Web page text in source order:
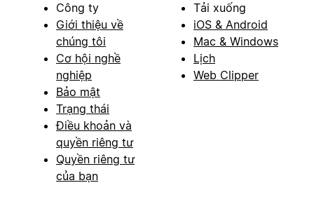
Công ty
Giới thiệu về
chúng tôi
Cơ hội nghề
nghiệp
Bảo mật
Trạng thái
Điều khoản và
quyền riêng tư
Quyền riêng tư
của bạn
Tải xuống
iOS & Android
Mac & Windows
Lịch
Web Clipper